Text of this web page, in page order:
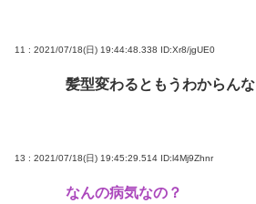
11 : 2021/07/18(日) 19:44:48.338 ID:Xr8/jgUE0
髪型変わるともうわからんな
13 : 2021/07/18(日) 19:45:29.514 ID:l4Mj9Zhnr
なんの病気なの？